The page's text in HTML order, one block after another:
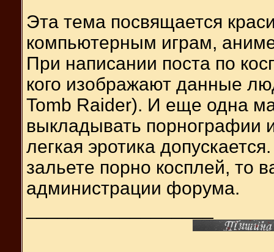
Эта тема посвящается
компьютерным играм,
При написании поста по
кого изображают данные
Tomb Raider). И еще одна
выкладывать порнографии
легкая эротика
зальете порно косплей, то
администрации форума.